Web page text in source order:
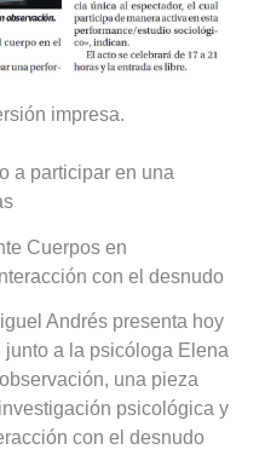
impresa.
a participar en una
Cuerpos en
con el desnudo
Andrés presenta hoy
a la psicóloga Elena
una pieza
psicológica y
con el desnudo